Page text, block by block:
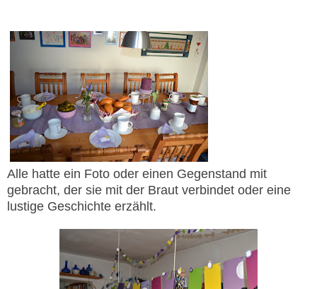
Alle hatte ein Foto oder einen Gegenstand mit
gebracht, der sie mit der Braut verbindet oder eine
lustige Geschichte erzählt.